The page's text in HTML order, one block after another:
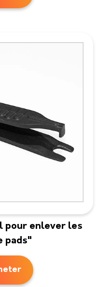
pour enlever les
pads"